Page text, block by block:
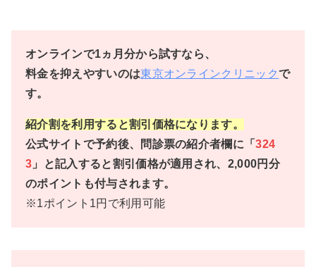
オンラインで1ヵ月分から試すなら、
料金を抑えやすいのは東京オンラインクリニックで
す。
紹介割を利用すると割引価格になります。
公式サイトで予約後、問診票の紹介者欄に「324
3 」と記入すると割引価格が適用され、2,000円分
のポイントも付与されます。
※1ポイント1円で利用可能